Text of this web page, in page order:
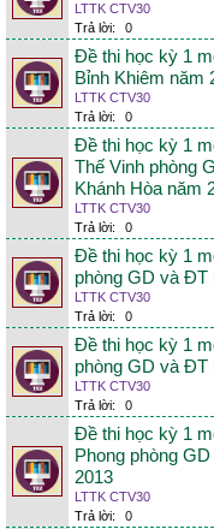
LTTK CTV30
Trả lời:
0
Đề thi học kỳ 1
Bỉnh Khiêm năm
LTTK CTV30
Trả lời:
0
Đề thi học kỳ 1
Thế Vinh phòng
Khánh Hòa năm
LTTK CTV30
Trả lời:
0
Đề thi học kỳ 1
phòng GD và ĐT
LTTK CTV30
Trả lời:
0
Đề thi học kỳ 1
phòng GD và ĐT
LTTK CTV30
Trả lời:
0
Đề thi học kỳ 1
Phong phòng
2013
LTTK CTV30
Trả lời:
0